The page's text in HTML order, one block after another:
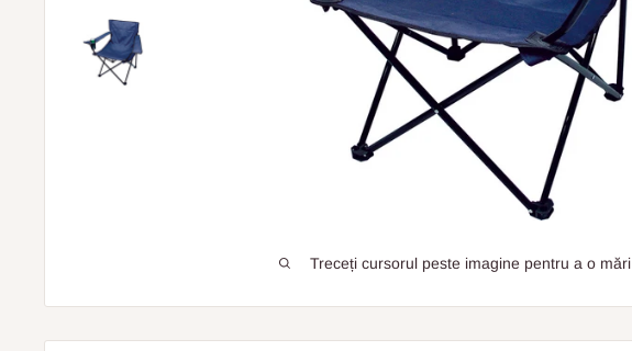
Treceți cursorul peste imagine pentru a o mări